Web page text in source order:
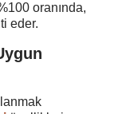
oranında,
eder.